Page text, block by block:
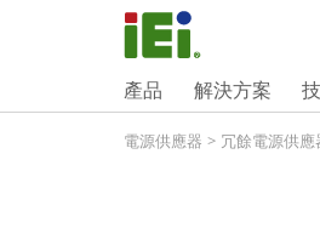
產品 解決方案
電源供應器 > 冗餘電源供應